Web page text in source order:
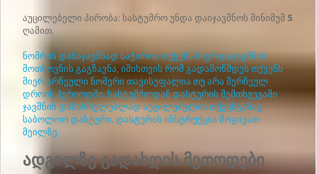
აუცილებელი პირობა: სასტუმრო უნდა დაიჯავშნოს მინიმუმ 5
ღამით.
ნომრის დასაჯავშნად საჭიროა თქვენს მიერ დაჯავშნის
მოთხოვნის გაგზავნა, იმისთვის რომ გადამოწმდეს თქვენს
მიერ არჩეული ნომერი თავისუფალია თუ არა შერჩეულ
დროის პერიოდში. სასტუმროდან დასტურის შემთხვევაში
ჯავშნის დასასრულებლად აუცილებელია თქვენგანაც
საბოლოო დასტური. დასტურის ინსტრუქცია მოგივათ
მეილზე.
ადგილზე გადახდის მეთოდები